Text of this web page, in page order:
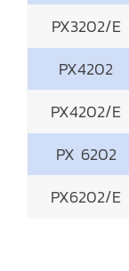
PX3202/E
PX4202
PX4202/E
PX 6202
PX6202/E